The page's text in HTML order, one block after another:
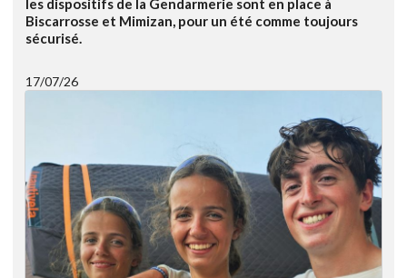
les dispositifs de la Gendarmerie sont en place à
Biscarrosse et Mimizan, pour un été comme toujours
sécurisé.
17/07/26